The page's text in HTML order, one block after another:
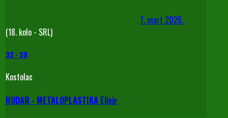
7. mart 2025.
(18. kolo - SRL)
32 - 39
Kostolac
RUDAR - METALOPLASTIKA Elixir